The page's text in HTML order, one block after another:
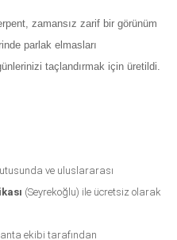
zamansız zarif bir görünüm
parlak elmasları
taçlandırmak için üretildi.
ve uluslararası
(Seyrekoğlu) ile ücretsiz olarak
ekibi tarafından